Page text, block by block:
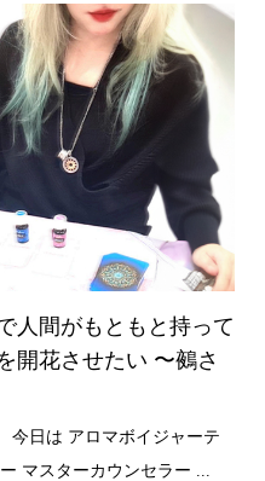
人間がもともと持って
開花させたい 〜鵺さ
今日は アロマボイジャーテ
マスターカウンセラー ...